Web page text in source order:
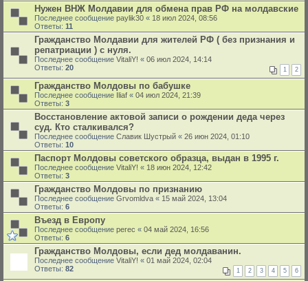
Нужен ВНЖ Молдавии для обмена прав РФ на молдавские
Последнее сообщение paylik30 « 18 июл 2024, 08:56
Ответы: 11
Гражданство Молдавии для жителей РФ ( без признания и
репатриации ) с нуля.
Последнее сообщение VitaliY! « 06 июл 2024, 14:14
Ответы: 20 1 2
Гражданство Молдовы по бабушке
Последнее сообщение Iliaf « 04 июл 2024, 21:39
Ответы: 3
Восстановление актовой записи о рождении деда через
суд. Кто сталкивался?
Последнее сообщение Славик Шустрый « 26 июн 2024, 01:10
Ответы: 10
Паспорт Молдовы советского образца, выдан в 1995 г.
Последнее сообщение VitaliY! « 18 июн 2024, 12:42
Ответы: 3
Гражданство Молдовы по признанию
Последнее сообщение Grvomldva « 15 май 2024, 13:04
Ответы: 6
Въезд в Европу
Последнее сообщение perec « 04 май 2024, 16:56
Ответы: 6
Гражданство Молдовы, если дед молдаванин.
Последнее сообщение VitaliY! « 01 май 2024, 02:04
Ответы: 82 1 2 3 4 5 6